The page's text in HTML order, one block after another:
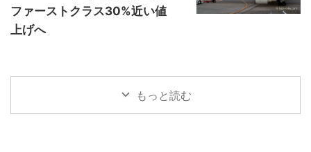
ファーストクラス30%近い値
上げへ
もっと読む